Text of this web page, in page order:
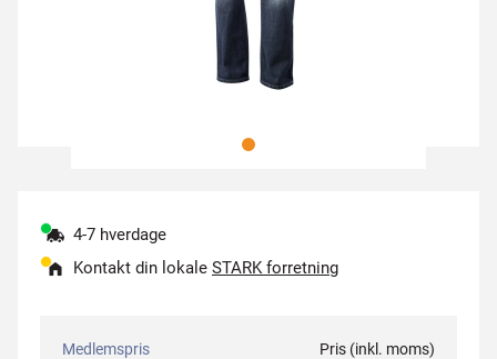
4-7 hverdage
Kontakt din lokale STARK forretning
Medlemspris Pris (inkl. moms)